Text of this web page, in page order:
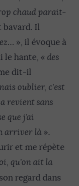
chaud parait-
bavard. Il
… », il évoque à
le hante, « des
dit-il
oublier, c’est
revient sans
que j’ai
arriver là ».
et me répète
qu’on ait la
regard dans